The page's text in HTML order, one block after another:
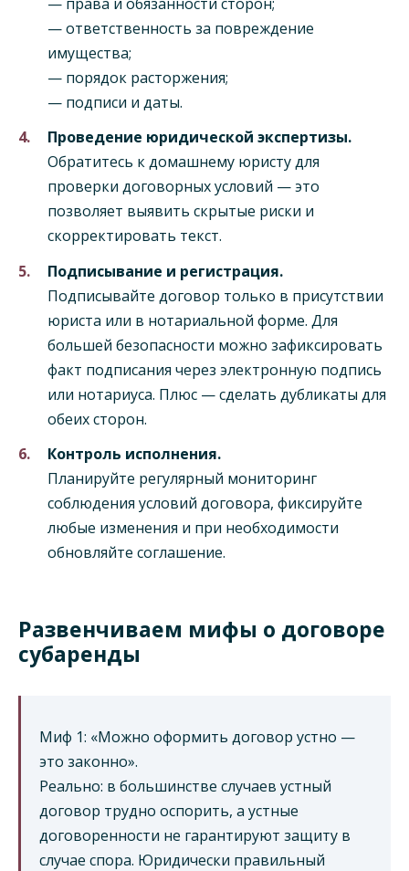
— ответственность за повреждение
имущества;
— порядок расторжения;
— подписи и даты.
Проведение юридической экспертизы.
Обратитесь к домашнему юристу для
проверки договорных условий — это
позволяет выявить скрытые риски и
скорректировать текст.
Подписывание и регистрация.
Подписывайте договор только в присутствии
юриста или в нотариальной форме. Для
большей безопасности можно зафиксировать
факт подписания через электронную подпись
или нотариуса. Плюс — сделать дубликаты для
обеих сторон.
Контроль исполнения.
Планируйте регулярный мониторинг
соблюдения условий договора, фиксируйте
любые изменения и при необходимости
обновляйте соглашение.
Развенчиваем мифы о договоре
субаренды
Миф 1: «Можно оформить договор устно —
это законно».
Реально: в большинстве случаев устный
договор трудно оспорить, а устные
договоренности не гарантируют защиту в
случае спора. Юридически правильный